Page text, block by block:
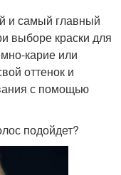
и самый главный
выборе краски для
карие или
оттенок и
с помощью
подойдет?